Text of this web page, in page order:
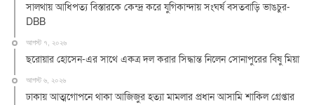
সালথায় আধিপত্য বিস্তারকে কেন্দ্র করে যুগিকান্দায় সংঘর্ষ বসতবাড়ি ভাঙচুর-
DBB
আগস্ট ৭, ২০২৬
ছরোয়ার হোসেন-এর সাথে একত্র দল করার সিদ্ধান্ত নিলেন সোনাপুরের বিষু মিয়া
আগস্ট ৬, ২০২৬
ঢাকায় আত্মগোপনে থাকা আজিজুর হত্যা মামলার প্রধান আসামি শাকিল গ্রেপ্তার